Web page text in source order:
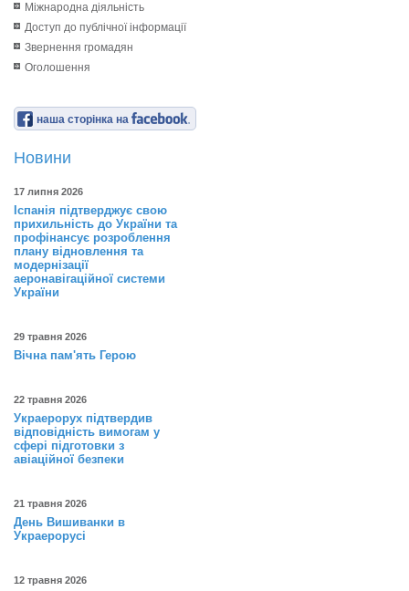
Міжнародна діяльність
Доступ до публічної інформації
Звернення громадян
Оголошення
наша сторінка на
Новини
17 липня 2026
Іспанія підтверджує свою
прихильність до України та
профінансує розроблення
плану відновлення та
модернізації
аеронавігаційної системи
України
29 травня 2026
Вічна пам'ять Герою
22 травня 2026
Украерорух підтвердив
відповідність вимогам у
сфері підготовки з
авіаційної безпеки
21 травня 2026
День Вишиванки в
Украерорусі
12 травня 2026